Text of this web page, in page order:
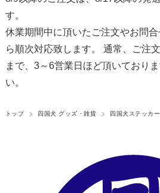
す。
休業期間中に頂いたご注文やお問
ら順次対応致します。 通常、ご注
まで、3～6営業日ほど頂いており
い。
トップ 四国犬 グッズ・雑貨 四国犬ステッカー